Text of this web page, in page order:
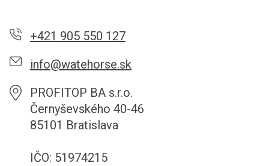
+421 905 550 127
info@watehorse.sk
PROFITOP BA s.r.o.
Černyševského 40-46
85101 Bratislava
IČO: 51974215